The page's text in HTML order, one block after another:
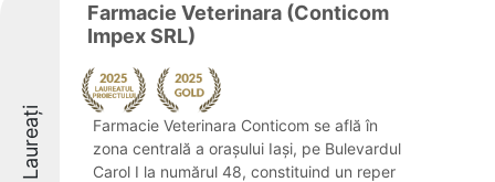
Laureați
Farmacie Veterinara (Conticom
Impex SRL)
Farmacie Veterinara Conticom se află în
zona centrală a orașului Iași, pe Bulevardul
Carol I la numărul 48, constituind un reper